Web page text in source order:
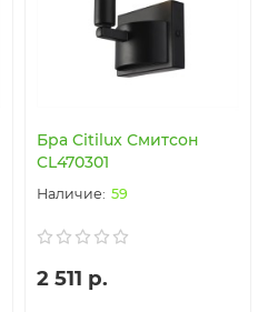
Бра Citilux Смитсон
CL470301
59
2 511 р.